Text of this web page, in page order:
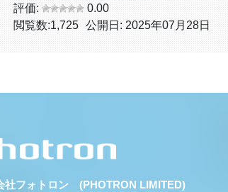
評価:
0.00
閲覧数:1,725 公開日: 2025年07月28日
社フォトロン (PHOTRON LIMITED)